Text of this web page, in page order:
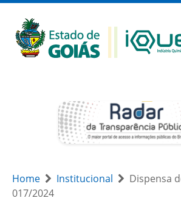
Home Institucional
Dispensa
017/2024